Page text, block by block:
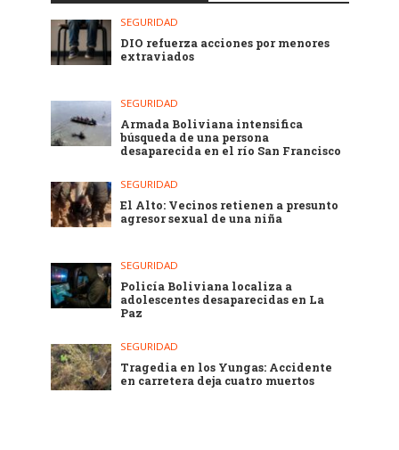
SEGURIDAD
DIO refuerza acciones por menores
extraviados
SEGURIDAD
Armada Boliviana intensifica
búsqueda de una persona
desaparecida en el río San Francisco
SEGURIDAD
El Alto: Vecinos retienen a presunto
agresor sexual de una niña
SEGURIDAD
Policía Boliviana localiza a
adolescentes desaparecidas en La
Paz
SEGURIDAD
Tragedia en los Yungas: Accidente
en carretera deja cuatro muertos